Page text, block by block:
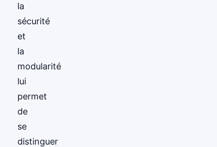
la
sécurité
et
la
modularité
lui
permet
de
se
distinguer